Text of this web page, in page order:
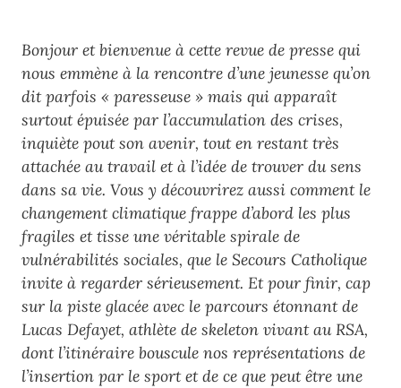
Bonjour et bienvenue à cette revue de presse qui
nous emmène à la rencontre d’une jeunesse qu’on
dit parfois « paresseuse » mais qui apparaît
surtout épuisée par l’accumulation des crises,
inquiète pout son avenir, tout en restant très
attachée au travail et à l’idée de trouver du sens
dans sa vie. Vous y découvrirez aussi comment le
changement climatique frappe d’abord les plus
fragiles et tisse une véritable spirale de
vulnérabilités sociales, que le Secours Catholique
invite à regarder sérieusement. Et pour finir, cap
sur la piste glacée avec le parcours étonnant de
Lucas Defayet, athlète de skeleton vivant au RSA,
dont l’itinéraire bouscule nos représentations de
l’insertion par le sport et de ce que peut être une